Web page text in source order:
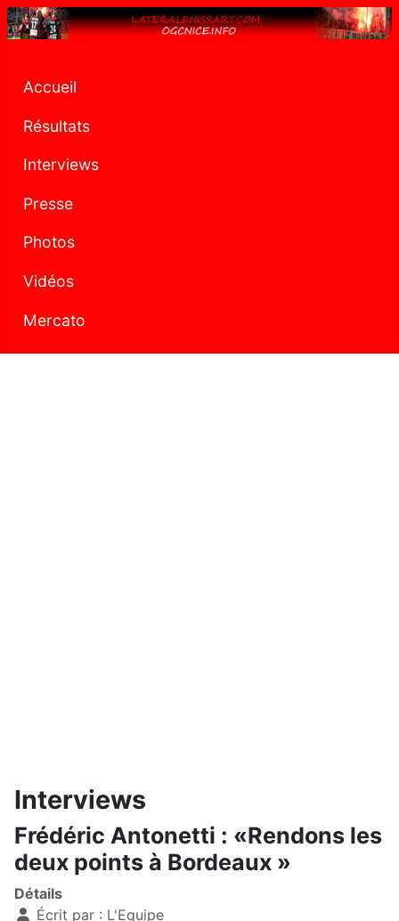
Accueil
Résultats
Interviews
Presse
Photos
Vidéos
Mercato
Interviews
Frédéric Antonetti : «Rendons les
deux points à Bordeaux »
Détails
Écrit par : L'Equipe